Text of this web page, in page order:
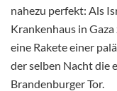
nahezu perfekt: Als
Krankenhaus in
eine Rakete einer
der selben Nacht die
Brandenburger Tor.